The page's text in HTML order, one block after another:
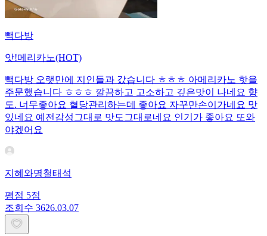
빽다방
앗!메리카노(HOT)
빽다방 오랫만에 지인들과 갔습니다 ㅎㅎㅎ 아메리카노 핫을
주문했습니다 ㅎㅎㅎ 깔끔하고 고소하고 깊은맛이 나네요 향
도. 너무좋아요 혈당관리하는데 좋아요 자꾸만손이가네요 맛
있네요 예전감성그대로 맛도그대로네요 인기가 좋아요 또와
야겠어요
지혜와명철태석
평점 5점
조회수 3626.03.07